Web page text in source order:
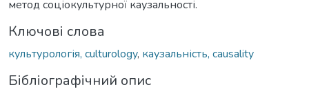
метод соціокультурної каузальності.
Ключові слова
культурологія, culturology, каузальність, causality
Бібліографічний опис